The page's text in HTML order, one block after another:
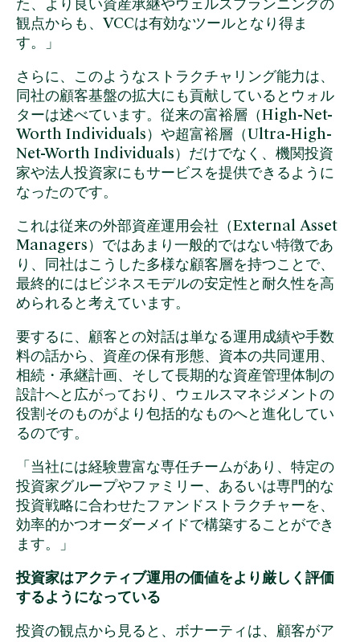
た、より良い資産承継やウェルスプランニングの
観点からも、VCCは有効なツールとなり得ま
す。」
さらに、このようなストラクチャリング能力は、
同社の顧客基盤の拡大にも貢献しているとウォル
ターは述べています。従来の富裕層（High-Net-
Worth Individuals）や超富裕層（Ultra-High-
Net-Worth Individuals）だけでなく、機関投資
家や法人投資家にもサービスを提供できるように
なったのです。
これは従来の外部資産運用会社（External Asset
Managers）ではあまり一般的ではない特徴であ
り、同社はこうした多様な顧客層を持つことで、
最終的にはビジネスモデルの安定性と耐久性を高
められると考えています。
要するに、顧客との対話は単なる運用成績や手数
料の話から、資産の保有形態、資本の共同運用、
相続・承継計画、そして長期的な資産管理体制の
設計へと広がっており、ウェルスマネジメントの
役割そのものがより包括的なものへと進化してい
るのです。
「当社には経験豊富な専任チームがあり、特定の
投資家グループやファミリー、あるいは専門的な
投資戦略に合わせたファンドストラクチャーを、
効率的かつオーダーメイドで構築することができ
ます。」
投資家はアクティブ運用の価値をより厳しく評価
するようになっている
投資の観点から見ると、ボナーティは、顧客がア